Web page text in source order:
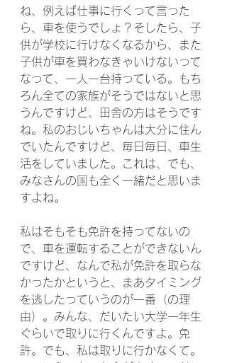
ね、例えば仕事に行くって言った
ら、車を使うでしょ？そしたら、子
供が学校に行けなくなるから、また
子供が車を買わなきゃいけないって
なって、一人一台持っている。もち
ろん全ての家族がそうではないと思
うんですけど、田舎の方はそうです
ね。私のおじいちゃんは大分に住ん
でいたんですけど、毎日毎日、車生
活をしていました。これは、でも、
みなさんの国も全く一緒だと思いま
すよね。
私はそもそも免許を持ってないの
で、車を運転することができないん
ですけど、なんで私が免許を取らな
かったかというと、まあタイミング
を逃したっていうのが一番（の理
由）。みんな、だいたい大学一年生
ぐらいで取りに行くんですよ。免
許。でも、私は取りに行かなくて。